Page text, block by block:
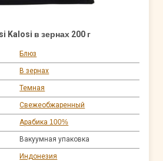
Kalosi в зернах 200 г
Блюз
В зернах
Темная
Свежеобжаренный
Арабика 100%
Вакуумная упаковка
Индонезия